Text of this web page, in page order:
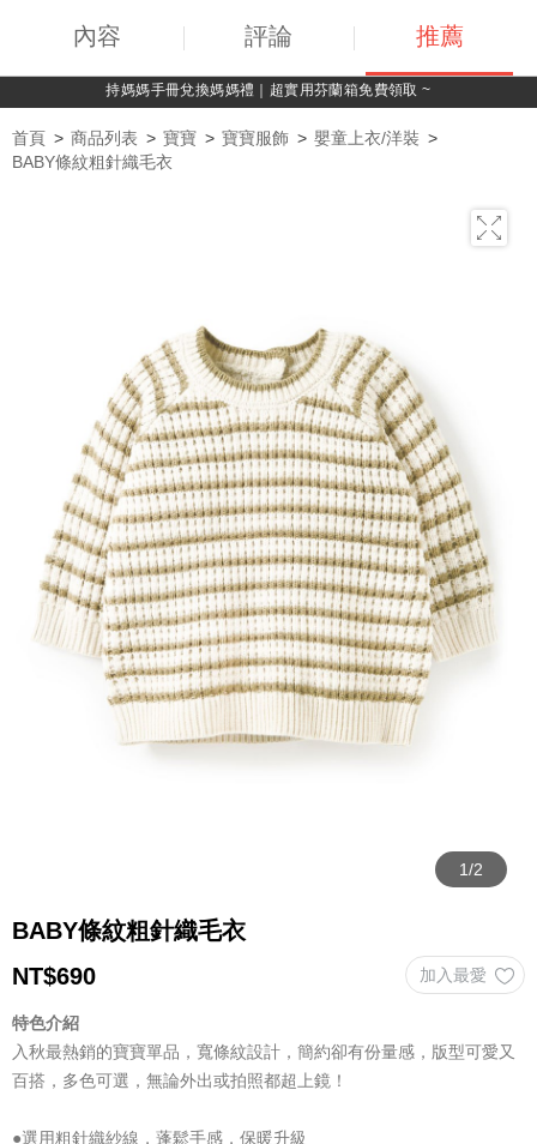
綁定LINE好友，500購物金立即折！
首頁 商品列表 寶寶 寶寶服飾
嬰童上衣/洋裝
BABY條紋粗針織毛衣
BABY條紋粗針織毛衣
NT$690
特色介紹
入秋最熱銷的寶寶單品，寬條紋設計，簡約卻有份量感，版型可愛又
百搭，多色可選，無論外出或拍照都超上鏡！
●選用粗針織紗線，蓬鬆手感，保暖升級
內容 評論 推薦